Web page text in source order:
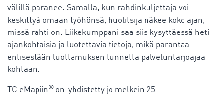
välillä paranee. Samalla, kun rahdinkuljettaja voi
keskittyä omaan työhönsä, huolitsija näkee koko ajan,
missä rahti on. Liikekumppani saa siis kysyttäessä heti
ajankohtaisia ja luotettavia tietoja, mikä parantaa
entisestään luottamuksen tunnetta palveluntarjoajaa
kohtaan.
TC eMapiin® on yhdistetty jo melkein 25